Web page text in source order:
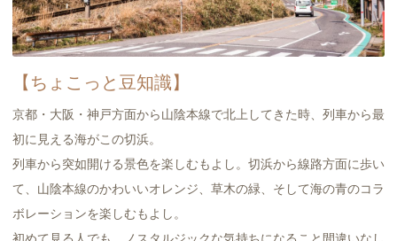
【ちょこっと豆知識】
京都・大阪・神戸方面から山陰本線で北上してきた時、列車から最
初に見える海がこの切浜。
列車から突如開ける景色を楽しむもよし。切浜から線路方面に歩い
て、山陰本線のかわいいオレンジ、草木の緑、そして海の青のコラ
ボレーションを楽しむもよし。